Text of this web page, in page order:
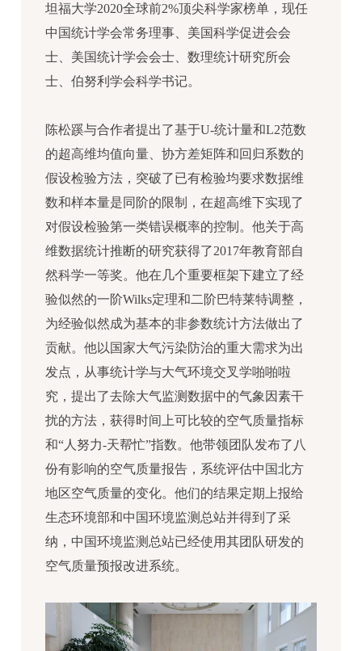
坦福大学2020全球前2%顶尖科学家榜单，现任
中国统计学会常务理事、美国科学促进会会
士、美国统计学会会士、数理统计研究所会
士、伯努利学会科学书记。
陈松蹊与合作者提出了基于U-统计量和L2范数
的超高维均值向量、协方差矩阵和回归系数的
假设检验方法，突破了已有检验均要求数据维
数和样本量是同阶的限制，在超高维下实现了
对假设检验第一类错误概率的控制。他关于高
维数据统计推断的研究获得了2017年教育部自
然科学一等奖。他在几个重要框架下建立了经
验似然的一阶Wilks定理和二阶巴特莱特调整，
为经验似然成为基本的非参数统计方法做出了
贡献。他以国家大气污染防治的重大需求为出
发点，从事统计学与大气环境交叉学啪啪啦
究，提出了去除大气监测数据中的气象因素干
扰的方法，获得时间上可比较的空气质量指标
和“人努力-天帮忙”指数。他带领团队发布了八
份有影响的空气质量报告，系统评估中国北方
地区空气质量的变化。他们的结果定期上报给
生态环境部和中国环境监测总站并得到了采
纳，中国环境监测总站已经使用其团队研发的
空气质量预报改进系统。